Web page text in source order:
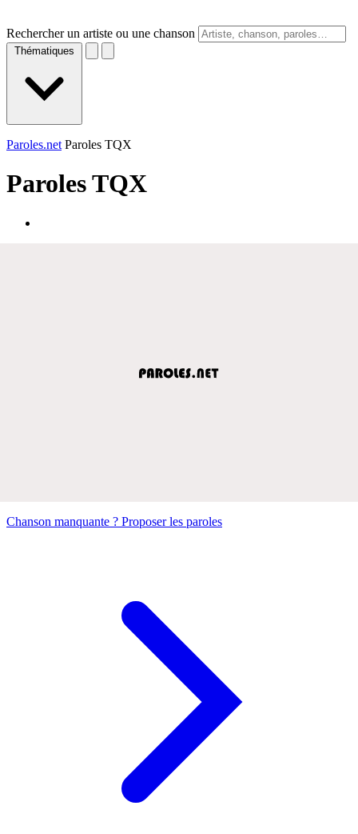
Rechercher un artiste ou une chanson
Thématiques
Paroles.net Paroles TQX
ParolesTQX
Chanson manquante ? Proposer les paroles